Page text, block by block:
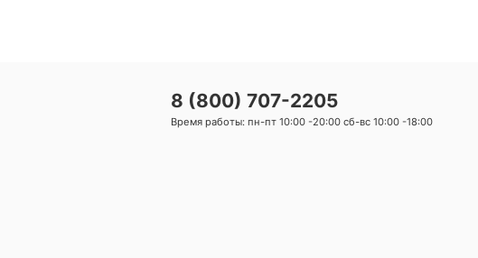
8 (800) 707-2205
Время работы: пн-пт 10:00 -20:00 сб-вс 10:00 -18:00